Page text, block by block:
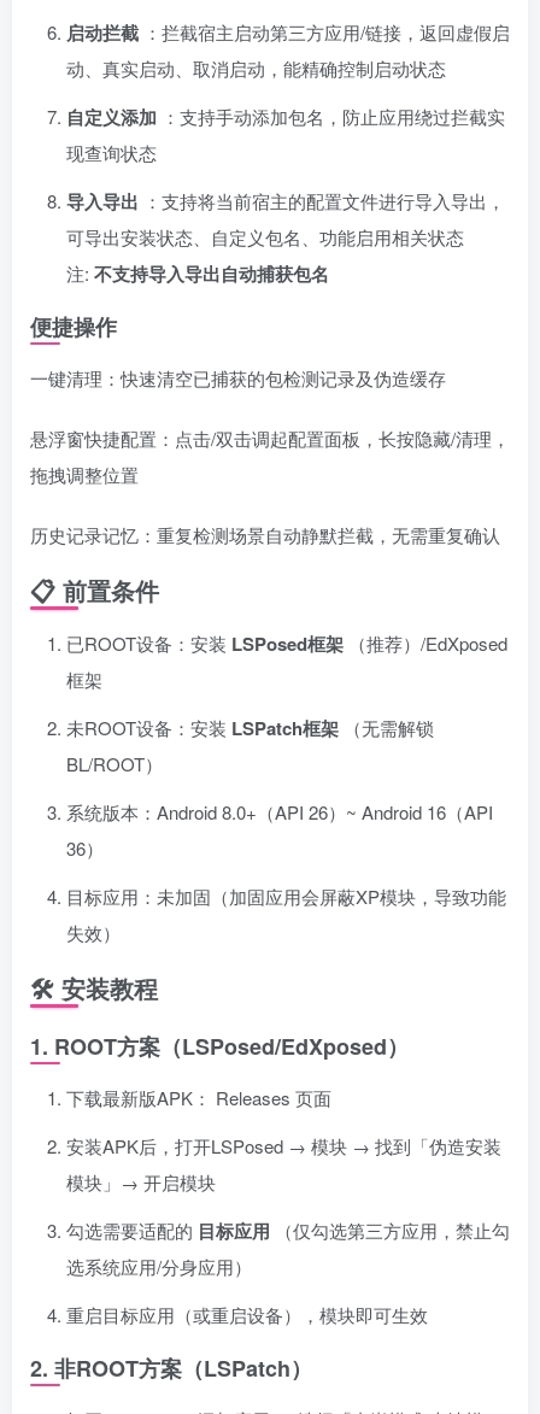
启动拦截 ：拦截宿主启动第三方应用/链接，返回虚假启
动、真实启动、取消启动，能精确控制启动状态
自定义添加 ：支持手动添加包名，防止应用绕过拦截实
现查询状态
导入导出 ：支持将当前宿主的配置文件进行导入导出，
可导出安装状态、自定义包名、功能启用相关状态
注: 不支持导入导出自动捕获包名
便捷操作
一键清理：快速清空已捕获的包检测记录及伪造缓存
悬浮窗快捷配置：点击/双击调起配置面板，长按隐藏/清理，
拖拽调整位置
历史记录记忆：重复检测场景自动静默拦截，无需重复确认
📋 前置条件
已ROOT设备：安装 LSPosed框架
（推荐）/EdXposed
框架
未ROOT设备：安装 LSPatch框架
（无需解锁
BL/ROOT）
系统版本：Android 8.0+（API 26）~ Android 16（API
36）
目标应用：未加固（加固应用会屏蔽XP模块，导致功能
失效）
🛠 安装教程
1. ROOT方案（LSPosed/EdXposed）
下载最新版APK： Releases 页面
安装APK后，打开LSPosed → 模块 → 找到「伪造安装
模块」→ 开启模块
勾选需要适配的 目标应用
（仅勾选第三方应用，禁止勾
选系统应用/分身应用）
重启目标应用（或重启设备），模块即可生效
2. 非ROOT方案（LSPatch）